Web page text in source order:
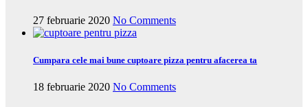
27 februarie 2020 No Comments
Cumpara cele mai bune cuptoare pizza pentru afacerea ta
18 februarie 2020 No Comments